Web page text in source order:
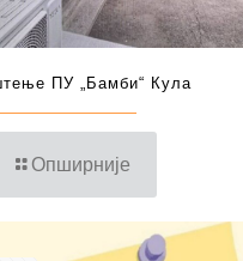
ПУ „Бамби“ Кула
Опширније